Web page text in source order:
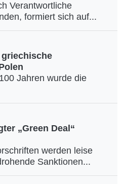
Verantwortliche
formiert sich auf...
Jahren wurde die
„Green Deal“
werden leise
Sanktionen...